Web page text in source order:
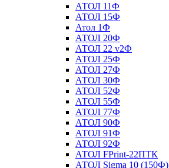
АТОЛ 11Ф
АТОЛ 15Ф
Атол 1Ф
АТОЛ 20Ф
АТОЛ 22 v2Ф
АТОЛ 25Ф
АТОЛ 27Ф
АТОЛ 30Ф
АТОЛ 52Ф
АТОЛ 55Ф
АТОЛ 77Ф
АТОЛ 90Ф
АТОЛ 91Ф
АТОЛ 92Ф
АТОЛ FPrint-22ПТК
АТОЛ Sigma 10 (150Ф)